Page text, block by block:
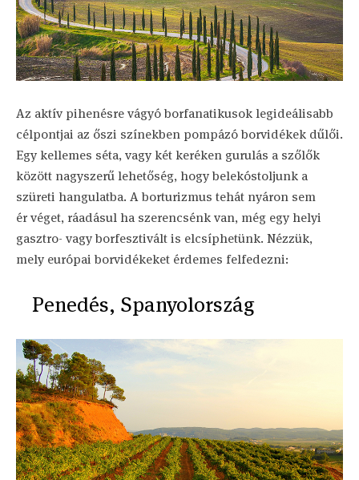
Az aktív pihenésre vágyó borfanatikusok legideálisabb
célpontjai az őszi színekben pompázó borvidékek dűlői.
Egy kellemes séta, vagy két keréken gurulás a szőlők
között nagyszerű lehetőség, hogy belekóstoljunk a
szüreti hangulatba. A borturizmus tehát nyáron sem
ér véget, ráadásul ha szerencsénk van, még egy helyi
gasztro- vagy borfesztivált is elcsíphetünk. Nézzük,
mely európai borvidékeket érdemes felfedezni:
Penedés, Spanyolország